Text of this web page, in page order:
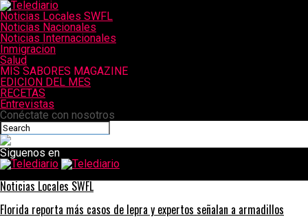
Noticias Locales SWFL
Noticias Nacionales
Noticias Internacionales
Inmigracion
Salud
MIS SABORES MAGAZINE
EDICION DEL MES
RECETAS
Entrevistas
Conéctate con nosotros
Siguenos en
Noticias Locales SWFL
Florida reporta más casos de lepra y expertos señalan a armadillos